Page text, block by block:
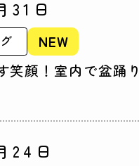
31日
NEW
笑顔！室内で盆踊
24日